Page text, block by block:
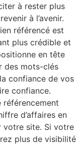
à rester plus
à l’avenir.
référencé est
plus crédible et
en tête
des mots-clés
confiance de vos
confiance.
référencement
d’affaires en
votre site. Si votre
plus de visibilité